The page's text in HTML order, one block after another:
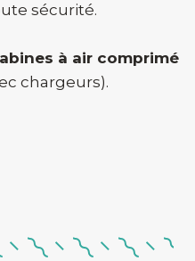
sécurité.
à air comprimé
chargeurs).